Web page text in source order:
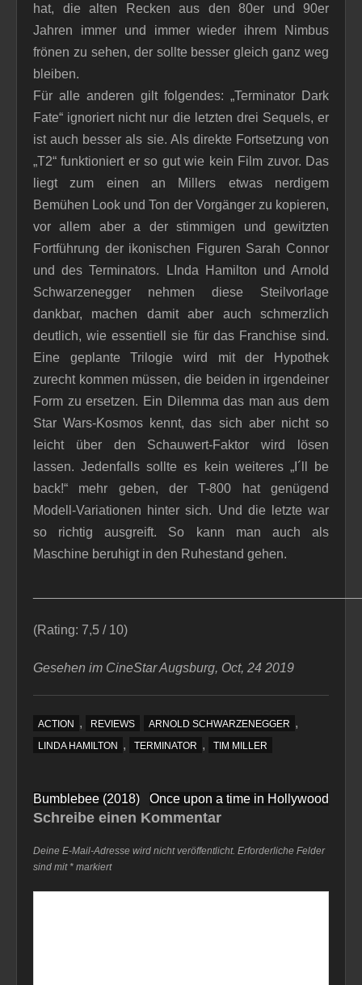
hat, die alten Recken aus den 80er und 90er
Jahren immer und immer wieder ihrem Nimbus
frönen zu sehen, der sollte besser gleich ganz weg
bleiben.
Für alle anderen gilt folgendes: „Terminator Dark
Fate“ ignoriert nicht nur die letzten drei Sequels, er
ist auch besser als sie. Als direkte Fortsetzung von
„T2“ funktioniert er so gut wie kein Film zuvor. Das
liegt zum einen an Millers etwas nerdigem
Bemühen Look und Ton der Vorgänger zu kopieren,
vor allem aber a der stimmigen und gewitzten
Fortführung der ikonischen Figuren Sarah Connor
und des Terminators. LInda Hamilton und Arnold
Schwarzenegger nehmen diese Steilvorlage
dankbar, machen damit aber auch schmerzlich
deutlich, wie essentiell sie für das Franchise sind.
Eine geplante Trilogie wird mit der Hypothek
zurecht kommen müssen, die beiden in irgendeiner
Form zu ersetzen. Ein Dilemma das man aus dem
Star Wars-Kosmos kennt, das sich aber nicht so
leicht über den Schauwert-Faktor wird lösen
lassen. Jedenfalls sollte es kein weiteres „I´ll be
back!“ mehr geben, der T-800 hat genügend
Modell-Variationen hinter sich. Und die letzte war
so richtig ausgreift. So kann man auch als
Maschine beruhigt in den Ruhestand gehen.
(Rating: 7,5 / 10)
Gesehen im CineStar Augsburg, Oct, 24 2019
ACTION , REVIEWS ARNOLD SCHWARZENEGGER ,
LINDA HAMILTON , TERMINATOR , TIM MILLER
Beitragsnavigation
Bumblebee (2018) Once upon a time in Hollywood
Schreibe einen Kommentar
Deine E-Mail-Adresse wird nicht veröffentlicht. Erforderliche Felder
sind mit * markiert